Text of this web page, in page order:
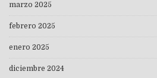
marzo 2025
febrero 2025
enero 2025
diciembre 2024